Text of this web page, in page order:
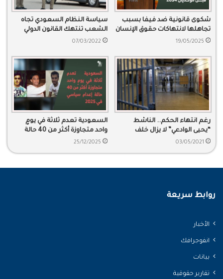
شكوى قانونية ضد فيفا بسبب
تجاهلها لانتهاكات حقوق الإنسان
في السعودية قبل مونديال 2034
19/05/2025
سياسة النظام السعودي تجاه
الشعب تنتهك القانون الدولي
07/03/2022
رغم انتهاء الحكم.. الناشط
“يحيى الوادعي” لا يزال خلف
قضبان السجن
03/05/2021
السعودية تعدم ثلاثة في يومٍ
واحد متجاوزة أكثر من 40 حالة
إعدام سياسي في 2025
25/12/2025
روابط سريعة
الأخبار
انفوجرافك
بيانات
تقارير حقوقية